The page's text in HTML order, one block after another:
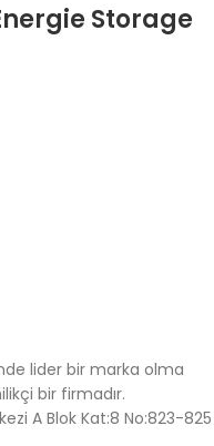
Storage
lider bir marka olma
bir firmadır.
A Blok Kat:8 No:823-825